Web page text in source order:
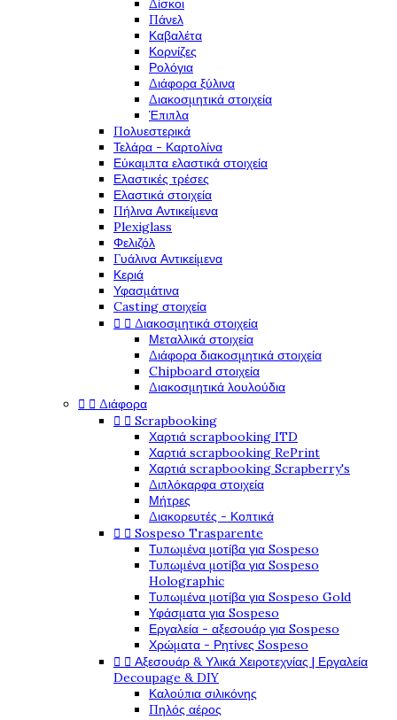
Δίσκοι
Πάνελ
Καβαλέτα
Κορνίζες
Ρολόγια
Διάφορα ξύλινα
Διακοσμητικά στοιχεία
Έπιπλα
Πολυεστερικά
Τελάρα - Καρτολίνα
Εύκαμπτα ελαστικά στοιχεία
Ελαστικές τρέσες
Ελαστικά στοιχεία
Πήλινα Αντικείμενα
Plexiglass
Φελιζόλ
Γυάλινα Αντικείμενα
Κεριά
Υφασμάτινα
Casting στοιχεία
  Διακοσμητικά στοιχεία
Μεταλλικά στοιχεία
Διάφορα διακοσμητικά στοιχεία
Chipboard στοιχεία
Διακοσμητικά λουλούδια
  Διάφορα
  Scrapbooking
Χαρτιά scrapbooking ITD
Χαρτιά scrapbooking RePrint
Χαρτιά scrapbooking Scrapberry's
Διπλόκαρφα στοιχεία
Μήτρες
Διακορευτές - Κοπτικά
  Sospeso Trasparente
Τυπωμένα μοτίβα για Sospeso
Τυπωμένα μοτίβα για Sospeso
Holographic
Τυπωμένα μοτίβα για Sospeso Gold
Υφάσματα για Sospeso
Εργαλεία - αξεσουάρ για Sospeso
Χρώματα - Ρητίνες Sospeso
  Αξεσουάρ & Υλικά Χειροτεχνίας | Εργαλεία
Decoupage & DIY
Καλούπια σιλικόνης
Πηλός αέρος